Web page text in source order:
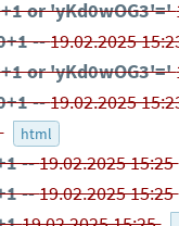
or 'yKd0wOG3'='
--19.02.2025
or 'yKd0wOG3'='
--19.02.2025
html
--19.02.2025 15:25
--19.02.2025 15:25